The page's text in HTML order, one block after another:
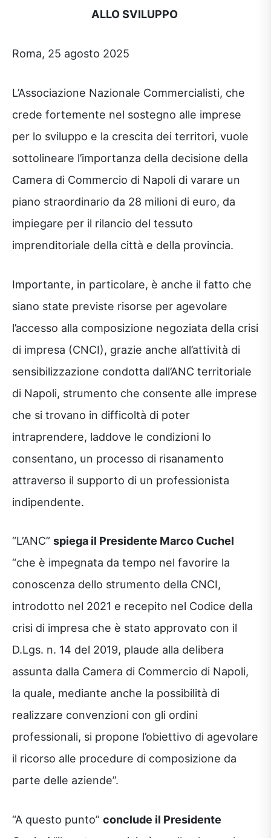
ALLO SVILUPPO
Roma, 25 agosto 2025
L’Associazione Nazionale Commercialisti, che
crede fortemente nel sostegno alle imprese
per lo sviluppo e la crescita dei territori, vuole
sottolineare l’importanza della decisione della
Camera di Commercio di Napoli di varare un
piano straordinario da 28 milioni di euro, da
impiegare per il rilancio del tessuto
imprenditoriale della città e della provincia.
Importante, in particolare, è anche il fatto che
siano state previste risorse per agevolare
l’accesso alla composizione negoziata della crisi
di impresa (CNCI), grazie anche all’attività di
sensibilizzazione condotta dall’ANC territoriale
di Napoli, strumento che consente alle imprese
che si trovano in difficoltà di poter
intraprendere, laddove le condizioni lo
consentano, un processo di risanamento
attraverso il supporto di un professionista
indipendente.
“L’ANC” spiega il Presidente Marco Cuchel
“che è impegnata da tempo nel favorire la
conoscenza dello strumento della CNCI,
introdotto nel 2021 e recepito nel Codice della
crisi di impresa che è stato approvato con il
D.Lgs. n. 14 del 2019, plaude alla delibera
assunta dalla Camera di Commercio di Napoli,
la quale, mediante anche la possibilità di
realizzare convenzioni con gli ordini
professionali, si propone l’obiettivo di agevolare
il ricorso alle procedure di composizione da
parte delle aziende”.
“A questo punto” conclude il Presidente